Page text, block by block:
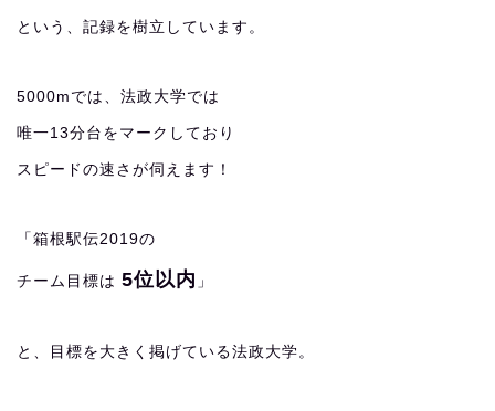
という、記録を樹立しています。
5000mでは、法政大学では
唯一13分台をマークしており
スピードの速さが伺えます！
「箱根駅伝2019の
チーム目標は 5位以内 」
と、目標を大きく掲げている法政大学。